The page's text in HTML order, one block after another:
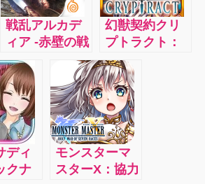
をもっと楽し
もう！
戦乱アルカデ
ィア -赤壁の戦
い- ：運命に導
かれるまま戦
乱に紛れ、秘
宝を集めてア
ルカディアを
目指せ！
幻獣契約クリ
プトラクト：
大ヒット王道
ファンタジー
RPG「幻獣契
約クリプトラ
クト」！スマ
ホゲーム史上
最高クオリテ
ィの熱い王道
ディ
クナ
モンスターマ
スターX：協力